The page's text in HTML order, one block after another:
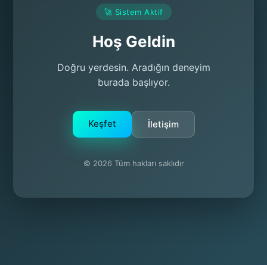
🚀 Sistem Aktif
Hoş Geldin
Doğru yerdesin. Aradığın deneyim
burada başlıyor.
Keşfet İletişim
© 2026 Tüm hakları saklıdır